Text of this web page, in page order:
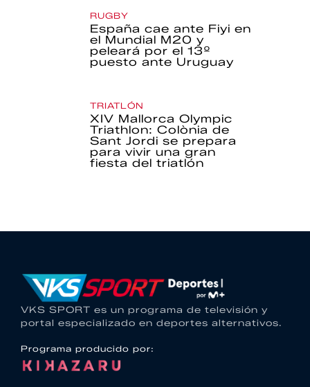
RUGBY
España cae ante Fiyi en
el Mundial M20 y
peleará por el 13º
puesto ante Uruguay
TRIATLÓN
XIV Mallorca Olympic
Triathlon: Colònia de
Sant Jordi se prepara
para vivir una gran
fiesta del triatlón
VKS SPORT es un programa de televisión y
portal especializado en deportes alternativos.
Programa producido por: